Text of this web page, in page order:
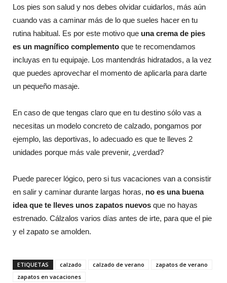
Los pies son salud y nos debes olvidar cuidarlos, más aún
cuando vas a caminar más de lo que sueles hacer en tu
rutina habitual. Es por este motivo que una crema de pies
es un magnífico complemento que te recomendamos
incluyas en tu equipaje. Los mantendrás hidratados, a la vez
que puedes aprovechar el momento de aplicarla para darte
un pequeño masaje.
En caso de que tengas claro que en tu destino sólo vas a
necesitas un modelo concreto de calzado, pongamos por
ejemplo, las deportivas, lo adecuado es que te lleves 2
unidades porque más vale prevenir, ¿verdad?
Puede parecer lógico, pero si tus vacaciones van a consistir
en salir y caminar durante largas horas, no es una buena
idea que te lleves unos zapatos nuevos que no hayas
estrenado. Cálzalos varios días antes de irte, para que el pie
y el zapato se amolden.
ETIQUETAS calzado calzado de verano
zapatos de verano
zapatos en vacaciones